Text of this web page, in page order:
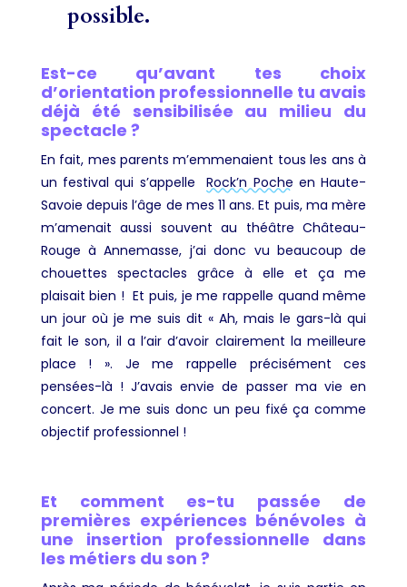
possible.
Est-ce qu’avant tes choix
d’orientation professionnelle tu avais
déjà été sensibilisée au milieu du
spectacle ?
En fait, mes parents m’emmenaient tous les ans à
un festival qui s’appelleRock’n Poche en Haute-
Savoie depuis l’âge de mes 11 ans. Et puis, ma mère
m’amenait aussi souvent au théâtre Château-
Rouge à Annemasse, j’ai donc vu beaucoup de
chouettes spectacles grâce à elle et ça me
plaisait bien ! Et puis, je me rappelle quand même
un jour où je me suis dit « Ah, mais le gars-là qui
fait le son, il a l’air d’avoir clairement la meilleure
place ! ». Je me rappelle précisément ces
pensées-là ! J’avais envie de passer ma vie en
concert. Je me suis donc un peu fixé ça comme
objectif professionnel !
Et comment es-tu passée de
premières expériences bénévoles à
une insertion professionnelle dans
les métiers du son ?